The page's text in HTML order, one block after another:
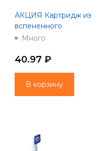
АКЦИЯ Картридж из
вспененного
полипропилена 10" 5
Много
40.97 ₽
В корзину